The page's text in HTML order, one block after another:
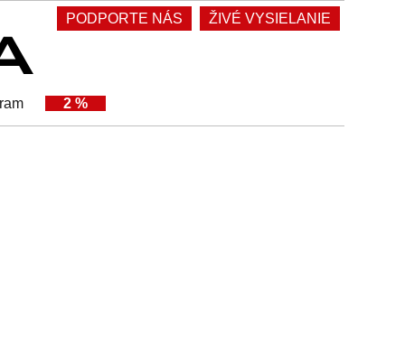
PODPORTE NÁS ŽIVÉ VYSIELANIE
2 %